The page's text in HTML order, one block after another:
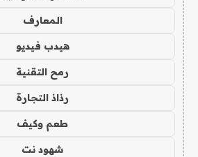
المعارف
هيدب فيديو
رمح التقنية
رذاذ التجارة
طعم وكيف
شهود نت